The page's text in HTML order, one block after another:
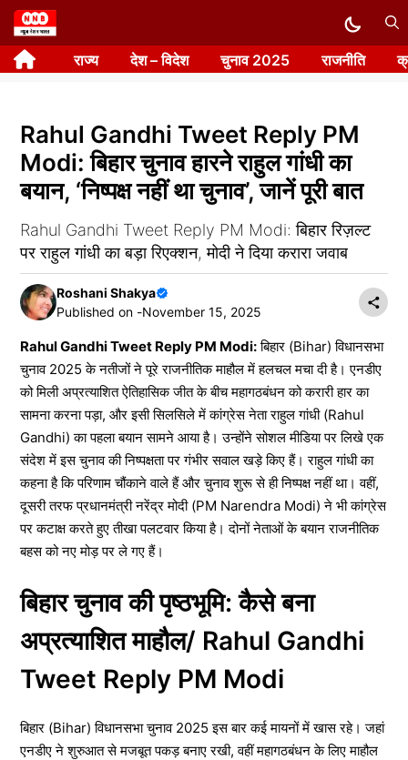
Skip
to
content राज्य देश – विदेश चुनाव 2025 राजनीति
Rahul Gandhi Tweet Reply PM
Modi: बिहार चुनाव हारने राहुल गांधी का
बयान, ‘निष्पक्ष नहीं था चुनाव’, जानें पूरी बात
Rahul Gandhi Tweet Reply PM Modi: बिहार रिज़ल्ट
पर राहुल गांधी का बड़ा रिएक्शन, मोदी ने दिया करारा जवाब
Roshani Shakya
Published on -November 15, 2025
Rahul Gandhi Tweet Reply PM Modi:बिहार (Bihar) विधानसभा
चुनाव 2025 के नतीजों ने पूरे राजनीतिक माहौल में हलचल मचा दी है। एनडीए
को मिली अप्रत्याशित ऐतिहासिक जीत के बीच महागठबंधन को करारी हार का
सामना करना पड़ा, और इसी सिलसिले में कांग्रेस नेता राहुल गांधी (Rahul
Gandhi) का पहला बयान सामने आया है। उन्होंने सोशल मीडिया पर लिखे एक
संदेश में इस चुनाव की निष्पक्षता पर गंभीर सवाल खड़े किए हैं। राहुल गांधी का
कहना है कि परिणाम चौंकाने वाले हैं और चुनाव शुरू से ही निष्पक्ष नहीं था। वहीं,
दूसरी तरफ प्रधानमंत्री नरेंद्र मोदी (PM Narendra Modi) ने भी कांग्रेस
पर कटाक्ष करते हुए तीखा पलटवार किया है। दोनों नेताओं के बयान राजनीतिक
बहस को नए मोड़ पर ले गए हैं।
बिहार चुनाव की पृष्ठभूमि: कैसे बना
अप्रत्याशित माहौल/ Rahul Gandhi
Tweet Reply PM Modi
बिहार (Bihar) विधानसभा चुनाव 2025 इस बार कई मायनों में खास रहे। जहां
एनडीए ने शुरुआत से मजबूत पकड़ बनाए रखी, वहीं महागठबंधन के लिए माहौल